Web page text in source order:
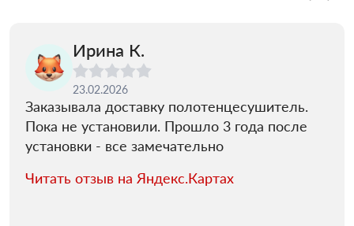
Ирина К.
23.02.2026
Заказывала доставку полотенцесушитель.
Пока не установили. Прошло 3 года после
установки - все замечательно
Читать отзыв на Яндекс.Картах